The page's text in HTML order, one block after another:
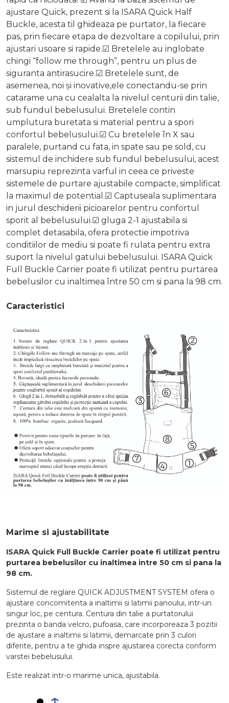
ajustare Quick, prezent si la ISARA Quick Half
Buckle, acesta til ghideaza pe purtator, la fiecare
pas, prin fiecare etapa de dezvoltare a copilului, prin
ajustari usoare si rapide.☑ Bretelele au inglobate
chingi “follow me through”, pentru un plus de
siguranta antirasucire.☑ Bretelele sunt, de
asemenea, noi și inovative,ele conectandu-se prin
catarame una cu cealalta la nivelul centurii din talie,
sub fundul bebelusului. Bretelele contin
umplutura buretata si material pentru a spori
confortul bebelusului.☑ Cu bretelele în X sau
paralele, purtand cu fata, in spate sau pe sold, cu
sistemul de inchidere sub fundul bebelusului, acest
marsupiu reprezinta varful in ceea ce priveste
sistemele de purtare ajustabile compacte, simplificat
la maximul de potential.☑ Captuseala suplimentara
in jurul deschiderii picioarelor pentru confortul
sporit al bebelusului.☑ gluga 2-1 ajustabila si
complet detasabila, ofera protectie impotriva
conditiilor de mediu si poate fi rulata pentru extra
suport la nivelul gatului bebelusului. ISARA Quick
Full Buckle Carrier poate fi utilizat pentru purtarea
bebelusilor cu inaltimea între 50 cm si pana la 98 cm.
Caracteristici
Marime si ajustabilitate
ISARA Quick Full Buckle Carrier poate fi utilizat pentru
purtarea bebelusilor cu inaltimea intre 50 cm si pana la
98 cm.
Sistemul de reglare QUICK ADJUSTMENT SYSTEM ofera o
ajustare concomitenta a inaltimii si latimii panoului, intr-un
singur loc, pe centura. Centura din talie a purtatorului
prezinta o banda velcro, pufoasa, care incorporeaza 3 pozitii
de ajustare a inaltimii si latimii, demarcate prin 3 culori
diferite, pentru a te ghida inspre ajustarea corecta conform
varstei bebelusului.
Este realizat intr-o marime unica, ajustabila.